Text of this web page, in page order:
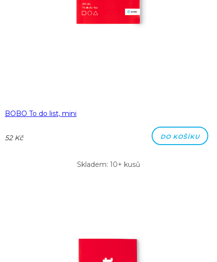
BOBO To do list, mini
52 Kč DO KOŠÍKU
Skladem: 10+ kusů